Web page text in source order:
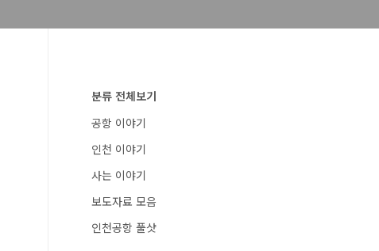
분류 전체보기
공항 이야기
인천 이야기
사는 이야기
보도자료 모음
인천공항 풀샷